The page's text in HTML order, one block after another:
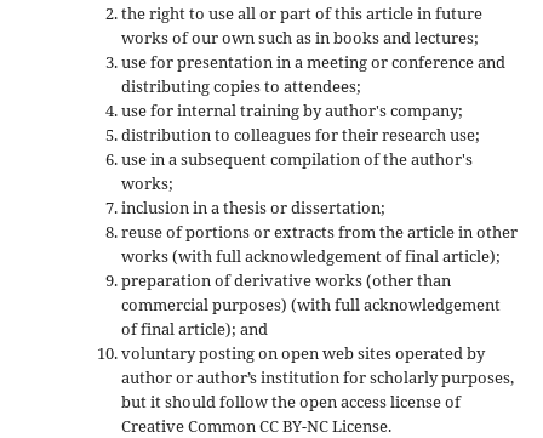
the right to use all or part of this article in future
works of our own such as in books and lectures;
use for presentation in a meeting or conference and
distributing copies to attendees;
use for internal training by author's company;
distribution to colleagues for their research use;
use in a subsequent compilation of the author's
works;
inclusion in a thesis or dissertation;
reuse of portions or extracts from the article in other
works (with full acknowledgement of final article);
preparation of derivative works (other than
commercial purposes) (with full acknowledgement
of final article); and
voluntary posting on open web sites operated by
author or author’s institution for scholarly purposes,
but it should follow the open access license of
Creative Common CC BY-NC License.